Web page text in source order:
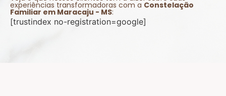
experiências transformadoras com a Constelação
Familiar em Maracaju - MS:
[trustindex no-registration=google]